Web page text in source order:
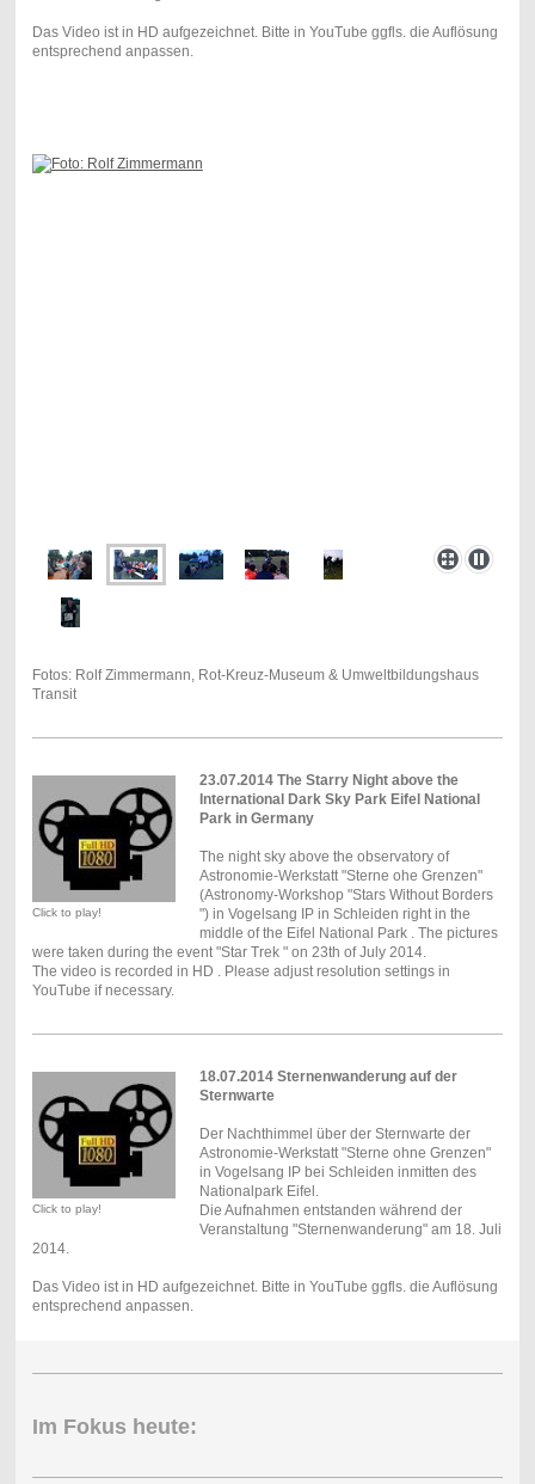
Das Video ist in HD aufgezeichnet. Bitte in YouTube ggfls. die Auflösung
entsprechend anpassen.
Fotos: Rolf Zimmermann, Rot-Kreuz-Museum & Umweltbildungshaus
Transit
Click to play!
23.07.2014 The Starry Night above the
International Dark Sky Park Eifel National
Park in Germany
The night sky above the observatory of
Astronomie-Werkstatt "Sterne ohe Grenzen"
(Astronomy-Workshop "Stars Without Borders
") in Vogelsang IP in Schleiden right in the
middle of the Eifel National Park . The pictures
were taken during the event "Star Trek " on 23th of July 2014.
The video is recorded in HD . Please adjust resolution settings in
YouTube if necessary.
Click to play!
18.07.2014 Sternenwanderung auf der
Sternwarte
Der Nachthimmel über der Sternwarte der
Astronomie-Werkstatt "Sterne ohne Grenzen"
in Vogelsang IP bei Schleiden inmitten des
Nationalpark Eifel.
Die Aufnahmen entstanden während der
Veranstaltung "Sternenwanderung" am 18. Juli
2014.
Das Video ist in HD aufgezeichnet. Bitte in YouTube ggfls. die Auflösung
entsprechend anpassen.
Im Fokus heute: